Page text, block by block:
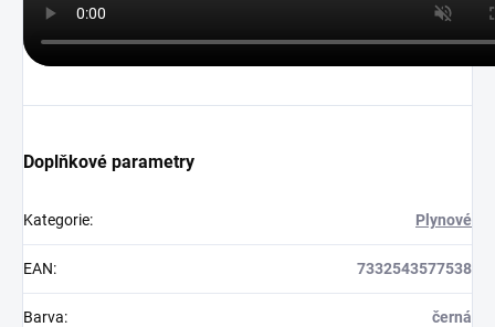
Doplňkové parametry
Kategorie: Plynové
EAN: 7332543577538
Barva: černá